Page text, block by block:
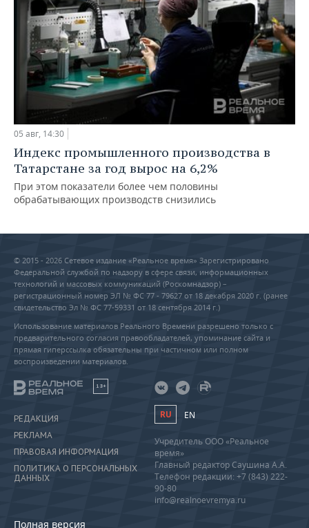
05 авг, 14:30
Индекс промышленного производства в
Татарстане за год вырос на 6,2%
При этом показатели более чем половины
обрабатывающих производств снизились
© 2015 - 2026 Сетевое издание «Реальное время» Зарегистрировано
Федеральной службой по надзору в сфере связи, информационных
технологий и массовых коммуникаций (Роскомнадзор) –
регистрационный номер ЭЛ № ФС 77 - 79627 от 18 декабря 2020 г. (ранее
свидетельство Эл № ФС 77-59331 от 18 сентября 2014 г.)
Использование материалов Реального Времени разрешено только с
предварительного согласия правообладателей, упоминание сайта и
прямая гиперссылка обязательны при частичном или полном
воспроизведении материалов.
18+
РЕДАКЦИЯ
РЕКЛАМА
ПРАВОВАЯ ИНФОРМАЦИЯ
ПОЛИТИКА О ПЕРСОНАЛЬНЫХ
ДАННЫХ
Полная версия
RU EN
Учредитель ООО «Реальное
время»
Главный редактор Саушина А.А.
Телефон редакции: +7 (843) 222-
90-80
info@realnoevremya.ru